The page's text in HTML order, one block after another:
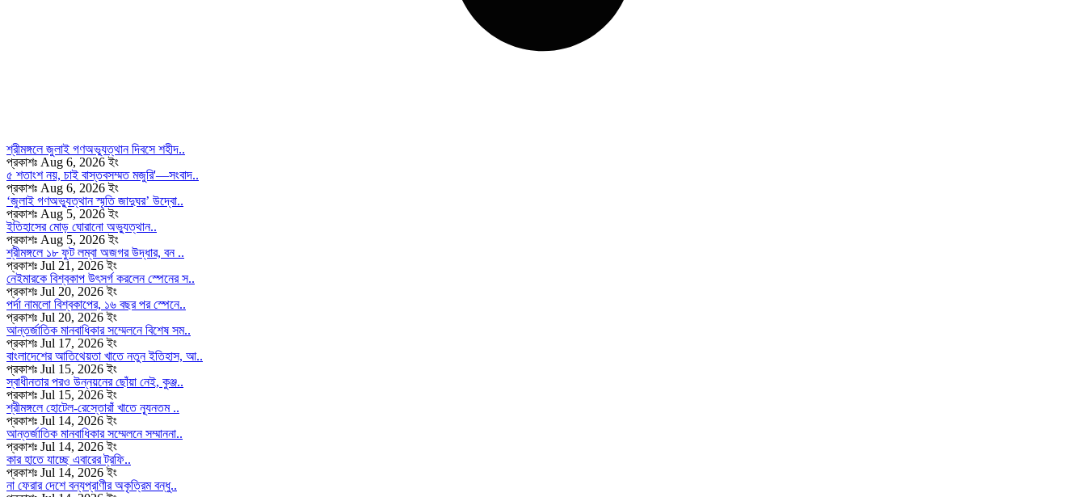
শ্রীমঙ্গলে জুলাই গণঅভ্যুত্থান দিবসে শহীদ..
প্রকাশঃ Aug 6, 2026 ইং
৫ শতাংশ নয়, চাই বাস্তবসম্মত মজুরি'—সংবাদ..
প্রকাশঃ Aug 6, 2026 ইং
‘জুলাই গণঅভ্যুত্থান স্মৃতি জাদুঘর’ উদ্বো..
প্রকাশঃ Aug 5, 2026 ইং
ইতিহাসের মোড় ঘোরানো অভ্যুত্থান..
প্রকাশঃ Aug 5, 2026 ইং
শ্রীমঙ্গলে ১৮ ফুট লম্বা অজগর উদ্ধার, বন ..
প্রকাশঃ Jul 21, 2026 ইং
নেইমারকে বিশ্বকাপ উৎসর্গ করলেন স্পেনের স..
প্রকাশঃ Jul 20, 2026 ইং
পর্দা নামলো বিশ্বকাপের, ১৬ বছর পর স্পেনে..
প্রকাশঃ Jul 20, 2026 ইং
আন্তর্জাতিক মানবাধিকার সম্মেলনে বিশেষ সম..
প্রকাশঃ Jul 17, 2026 ইং
বাংলাদেশের আতিথেয়তা খাতে নতুন ইতিহাস, আ..
প্রকাশঃ Jul 15, 2026 ইং
স্বাধীনতার পরও উন্নয়নের ছোঁয়া নেই, কুঞ্জ..
প্রকাশঃ Jul 15, 2026 ইং
শ্রীমঙ্গলে হোটেল-রেস্তোরাঁ খাতে ন্যূনতম ..
প্রকাশঃ Jul 14, 2026 ইং
আন্তর্জাতিক মানবাধিকার সম্মেলনে সম্মাননা..
প্রকাশঃ Jul 14, 2026 ইং
কার হাতে যাচ্ছে এবারের ট্রফি..
প্রকাশঃ Jul 14, 2026 ইং
না ফেরার দেশে বন্যপ্রাণীর অকৃত্রিম বন্ধু..